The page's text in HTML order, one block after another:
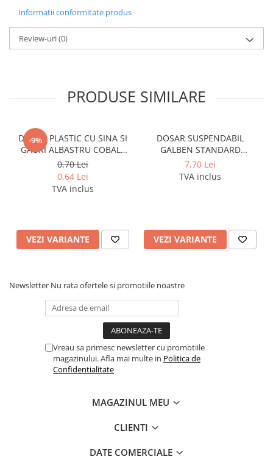
sabloane, truse geometrie
Foarfeci
Markere evidentiatoare text
Markere permanente
Markere speciale pentru desen
Produse Craft
Ghiozdane si genti scolare
Penare
Carti si jocuri pentru copii
Carti de colorat si povestit
Coperti scolare
Diverse articole pentru scoala
Informatii conformitate produs
Review-uri(0)
PRODUSE SIMILARE
-9%
DOSAR PLASTIC CU SINA SI
GAURI ALBASTRU COBALT
NOKI
0,70 Lei
0,64 Lei
TVA inclus
VEZI VARIANTE
DOSAR SUSPENDABIL
GALBEN STANDARD
PENDAFLEX ESSELTE
7,70 Lei
TVA inclus
VEZI VARIANTE
Newsletter Nu rata ofertele si promotiile noastre
Vreau sa primesc newsletter cu promotiile
magazinului. Afla mai multe in Politica de
Confidentialitate
MAGAZINUL MEU
CLIENTI
DATE COMERCIALE